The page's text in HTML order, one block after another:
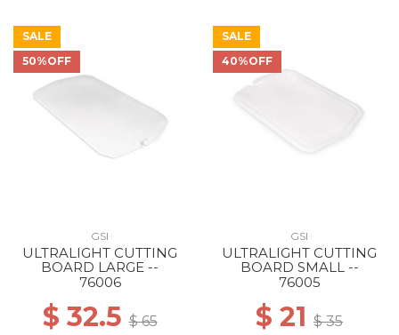
SALE
50%OFF
GSI
ULTRALIGHT CUTTING
BOARD LARGE --
76006
$ 32.5$ 65
SALE
40%OFF
GSI
ULTRALIGHT CUTTING
BOARD SMALL --
76005
$ 21 $ 35